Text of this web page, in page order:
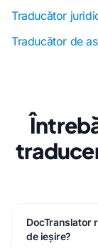
Traducător
Traducător de
DocTranslator
de ieșire?